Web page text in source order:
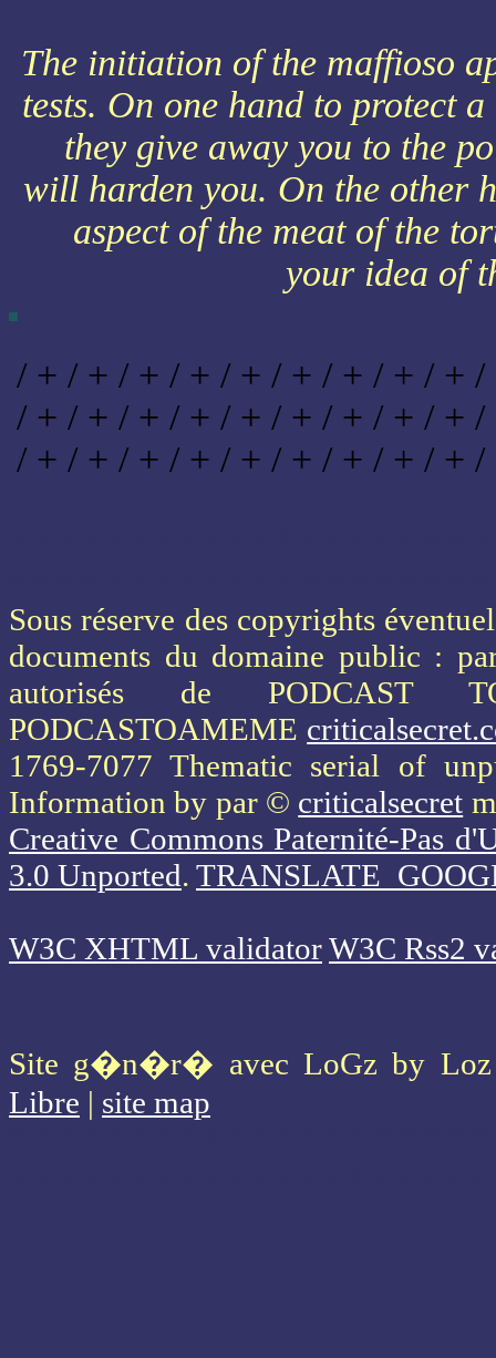
The initiation of the maffioso
tests. On one hand to protect
they give away you to the
will harden you. On the other
aspect of the meat of the
your idea of
/ + / + / + / + / + / + / + / + / +
/ + / + / + / + / + / + / + / + / +
/ + / + / + / + / + / + / + / + / +
Sous réserve des copyrights
documents du domaine public :
autorisés de PODCAST
PODCASTOAMEME
1769-7077 Thematic serial of
Information by par © criticalsecret
Creative Commons Paternité-Pas
3.0 Unported.
W3C XHTML validatorW3C Rss2
Site g�n�r� avec LoGz by
Libre | site map